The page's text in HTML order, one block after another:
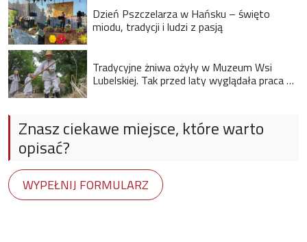
Dzień Pszczelarza w Hańsku – święto
miodu, tradycji i ludzi z pasją
Tradycyjne żniwa ożyły w Muzeum Wsi
Lubelskiej. Tak przed laty wyglądała praca na
Znasz ciekawe miejsce, które warto
opisać?
WYPEŁNIJ FORMULARZ